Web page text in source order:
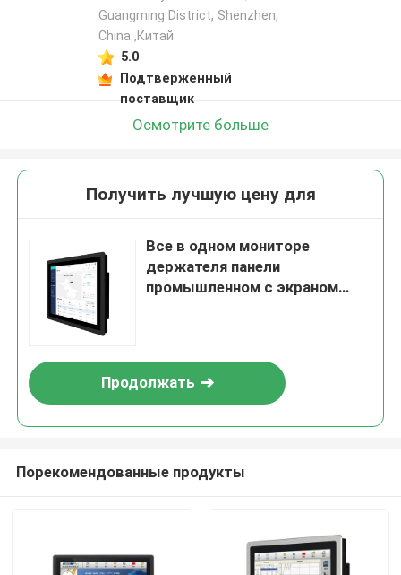
Guangming District, Shenzhen,
China ,Китай
5.0
Подтверженный
поставщик
Осмотрите больше
Получить лучшую цену для
Все в одном мониторе
держателя панели
промышленном с экраном
Продолжать
Порекомендованные продукты